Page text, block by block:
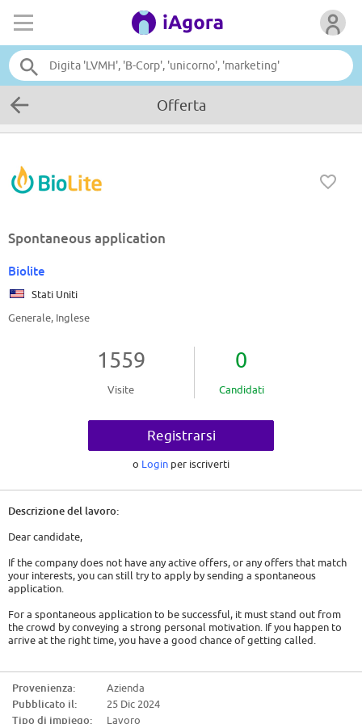
Offerta
Spontaneous application
Biolite
Stati Uniti
Generale, Inglese
1559
Visite
0
Candidati
Registrarsi
o Login per iscriverti
Descrizione del lavoro:
Dear candidate,
If the company does not have any active offers, or any offers that match
your interests, you can still try to apply by sending a spontaneous
application.
For a spontaneous application to be successful, it must stand out from
the crowd by conveying a strong personal motivation. If you happen to
arrive at the right time, you have a good chance of getting called.
- Show genuine interest. Either it is a company that has interested you for
a long time and you will have to convey this, or you must act as if. You will
have to find out about the company, its history, its activity and the
Provenienza:
Azienda
Pubblicato il:
25 Dic 2024
Tipo di impiego:
Lavoro